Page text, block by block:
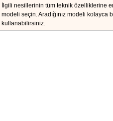
İlgili nesillerinin tüm teknik özelliklerine
modeli seçin. Aradığınız modeli kolayca
kullanabilirsiniz.